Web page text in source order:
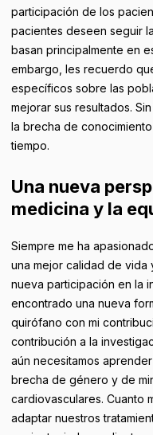
participación de los
pacientes deseen seguir
basan principalmente en
embargo, les recuerdo
específicos sobre las
mejorar sus resultados.
la brecha de
tiempo.
Una nueva
medicina y la
Siempre me ha
una mejor calidad de vida
nueva participación en la
encontrado una nueva
quirófano con mi
contribución a la
aún necesitamos
brecha de género y de
cardiovasculares. Cuanto
adaptar nuestros